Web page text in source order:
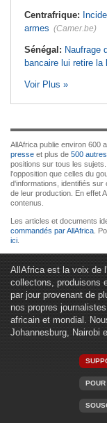
Centrafrique:
armes (Camer.be)
Sénégal: Naufrage
bancaire lui retire
Voir Plus »
AllAfrica publie environ 600
presse et plus de 500
positions sur tous les
l'opposition que celles du
d'informations, identifiés sur
de leur production. En effet
contenus.
Les articles et documents
commandés par AllAfrica .
ici
AllAfrica est la voix de
collectons, produisons
par jour provenant de
nos propres
africain et mondial.
Johannesburg, Nairobi